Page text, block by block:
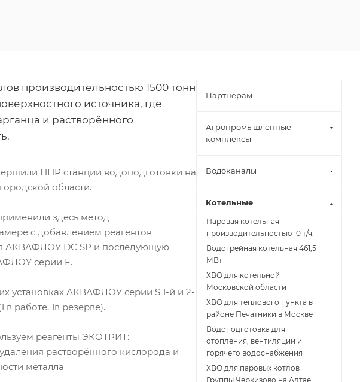
производительностью 1500 тонн
источника, где
и растворённого
ПНР станции водоподготовки на
области.
здесь метод
с добавлением реагентов
АКВАФЛОУ DC SP и последующую
серии F.
установках АКВАФЛОУ серии S 1-й и 2-
в работе, 1в резерве).
реагенты ЭКОТРИТ:
растворённого кислорода и
металла
Партнёрам
Агропромышленные
комплексы
Водоканалы
Котельные
Паровая котельная
производительностью 10 т/ч.
Водогрейная котельная 461,5
МВт
ХВО для котельной
Московской области
ХВО для теплового пункта в
районе Печатники в Москве
Водоподготовка для
отопления, вентиляции и
горячего водоснабжения
ХВО для паровых котлов
Группы Черкизово на Алтае